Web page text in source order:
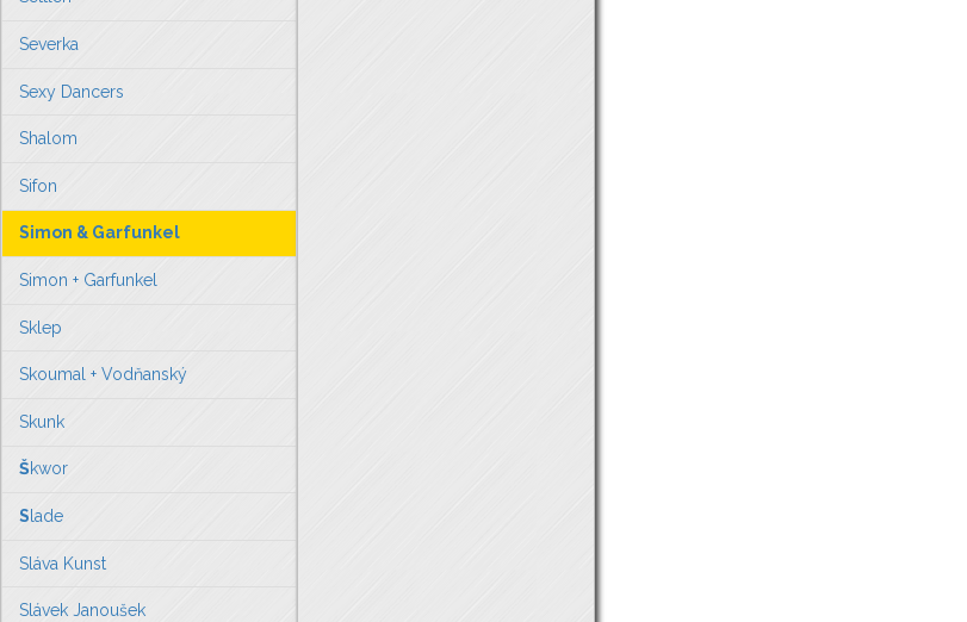
Severka
Sexy Dancers
Shalom
Sifon
Simon & Garfunkel
Simon + Garfunkel
Sklep
Skoumal + Vodňanský
Skunk
Škwor
S lade
Sláva Kunst
Slávek Janoušek